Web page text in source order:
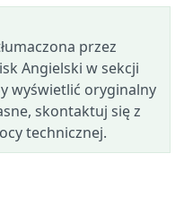
przez
Angielski w sekcji
wyświetlić oryginalny
skontaktuj się z
technicznej.